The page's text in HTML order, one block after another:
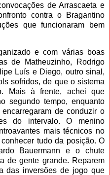
de Arrascaeta e
contra o Bragantino
que funcionaram bem
e com várias boas
de Matheuzinho, Rodrigo
Luís e Diego, outro sinal,
sofridos, de que o sistema
Mais à frente, achei que
segundo tempo, enquanto
de conduzir o
do intervalo. O menino
mais técnicos no
tudo da posição. O
Bauermann e o chute
de gente grande. Reparem
das inversões de jogo que